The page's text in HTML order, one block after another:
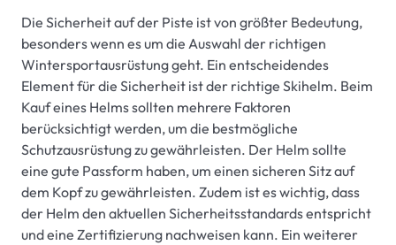
Die Sicherheit auf der Piste ist von größter Bedeutung,
besonders wenn es um die Auswahl der richtigen
Wintersportausrüstung geht. Ein entscheidendes
Element für die Sicherheit ist der richtige Skihelm. Beim
Kauf eines Helms sollten mehrere Faktoren
berücksichtigt werden, um die bestmögliche
Schutzausrüstung zu gewährleisten. Der Helm sollte
eine gute Passform haben, um einen sicheren Sitz auf
dem Kopf zu gewährleisten. Zudem ist es wichtig, dass
der Helm den aktuellen Sicherheitsstandards entspricht
und eine Zertifizierung nachweisen kann. Ein weiterer